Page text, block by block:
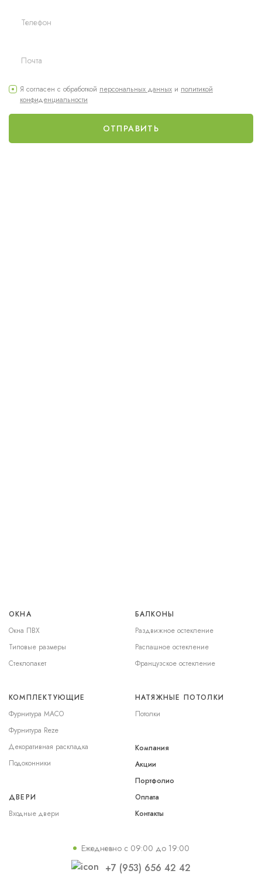
Я согласен с обработкой персональных данных и политикой
конфиденциальности
ОТПРАВИТЬ
ОКНА
Окна ПВХ
Типовые размеры
Стеклопакет
БАЛКОНЫ
Раздвижное остекление
Распашное остекление
Французское остекление
КОМПЛЕКТУЮЩИЕ
Фурнитура MACO
Фурнитура Reze
Декоративная раскладка
Подоконники
ДВЕРИ
Входные двери
НАТЯЖНЫЕ ПОТОЛКИ
Потолки
Компания
Акции
Портфолио
Оплата
Контакты
Ежедневно с 09:00 до 19:00
+7 (953) 656 42 42